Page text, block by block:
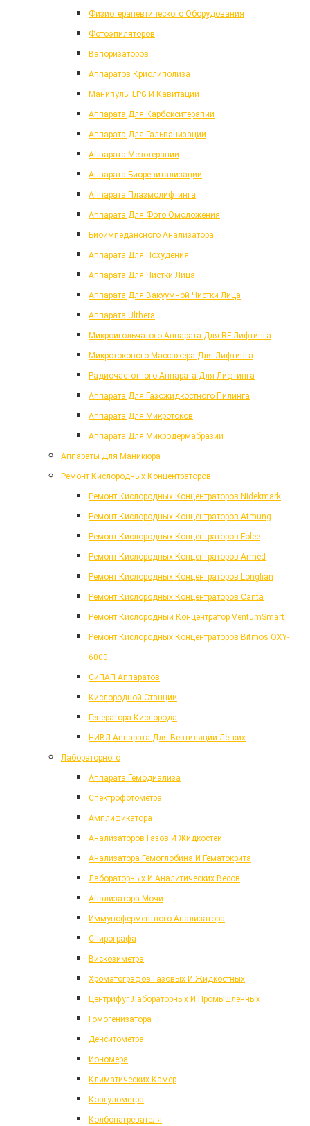
Физиотерапевтического Оборудования
Фотоэпиляторов
Вапоризаторов
Аппаратов Криолиполиза
Манипулы LPG И Кавитации
Аппарата Для Карбокситерапии
Аппарата Для Гальванизации
Аппарата Мезотерапии
Аппарата Биоревитализации
Аппарата Плазмолифтинга
Аппарата Для Фото Омоложения
Биоимпедансного Анализатора
Аппарата Для Похудения
Аппарата Для Чистки Лица
Аппарата Для Вакуумной Чистки Лица
Аппарата Ulthera
Микроигольчатого Аппарата Для RF Лифтинга
Микротокового Массажера Для Лифтинга
Радиочастотного Аппарата Для Лифтинга
Аппарата Для Газожидкостного Пилинга
Аппарата Для Микротоков
Аппарата Для Микродермабразии
Аппараты Для Маникюра
Ремонт Кислородных Концентраторов
Ремонт Кислородных Концентраторов Nidekmark
Ремонт Кислородных Концентраторов Atmung
Ремонт Кислородных Концентраторов Folee
Ремонт Кислородных Концентраторов Armed
Ремонт Кислородных Концентраторов Longfian
Ремонт Кислородных Концентраторов Canta
Ремонт Кислородный Концентратор VentumSmart
Ремонт Кислородных Концентраторов Bitmos OXY-
6000
СиПАП Аппаратов
Кислородной Станции
Генератора Кислорода
НИВЛ Аппарата Для Вентиляции Лёгких
Лабораторного
Аппарата Гемодиализа
Спектрофотометра
Амплификатора
Анализаторов Газов И Жидкостей
Анализатора Гемоглобина И Гематокрита
Лабораторных И Аналитических Весов
Анализатора Мочи
Иммуноферментного Анализатора
Спирографа
Вискозиметра
Хроматографов Газовых И Жидкостных
Центрифуг Лабораторных И Промышленных
Гомогенизатора
Денситометра
Иономера
Климатических Камер
Коагулометра
Колбонагревателя